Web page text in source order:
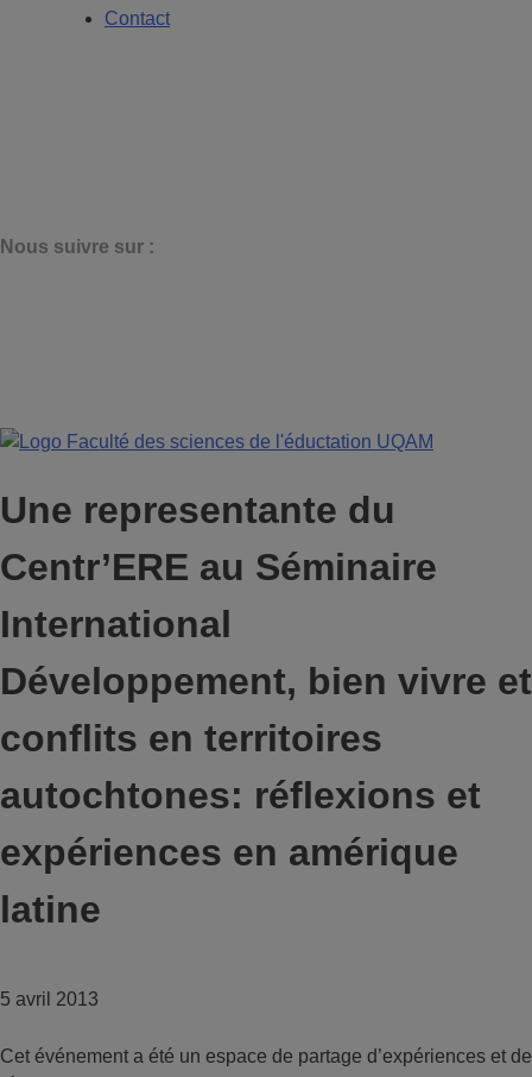
Contact
N ous suivre sur :
Une representante du
Centr’ERE au Séminaire
International
Développement, bien vivre et
conflits en territoires
autochtones: réflexions et
expériences en amérique
latine
5 avril 2013
Cet événement a été un espace de partage d’expériences et de